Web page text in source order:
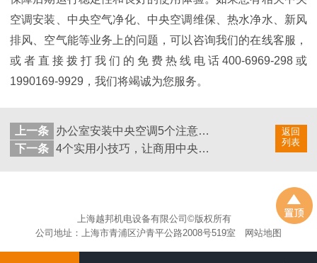
空调安装、中央空气净化、中央空调维保、热水净水、新风
排风、空气能等业务上的问题，可以咨询我们的在线客服，
或者直接拨打我们的免费热线电话400-6969-298或
1990169-9929，我们将竭诚为您服务。
返回
列表
上一条
办公室安装中央空调5个注意事项
下一条
4个实用小技巧，让商用中央空调出风更顺畅！
上海越邦机电设备有限公司©版权所有
公司地址：上海市青浦区沪青平公路2008号519室
网站地图